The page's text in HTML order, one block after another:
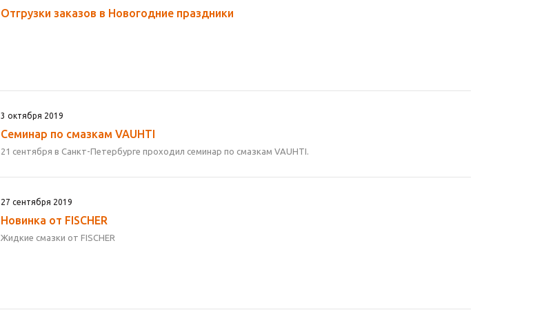
Отгрузки заказов в Новогодние праздники
3 октября 2019
Семинар по смазкам VAUHTI
21 сентября в Санкт-Петербурге проходил семинар по смазкам VAUHTI.
27 сентября 2019
Новинка от FISCHER
Жидкие смазки от FISCHER